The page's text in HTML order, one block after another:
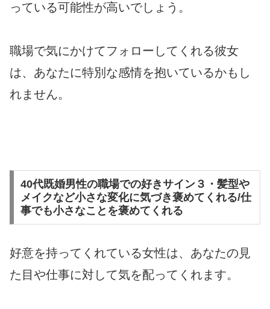
っている可能性が高いでしょう。
職場で気にかけてフォローしてくれる彼女
は、あなたに特別な感情を抱いているかもし
れません。
40代既婚男性の職場での好きサイン３・髪型や
メイクなど小さな変化に気づき褒めてくれる/仕
事でも小さなことを褒めてくれる
好意を持ってくれている女性は、あなたの見
た目や仕事に対して気を配ってくれます。